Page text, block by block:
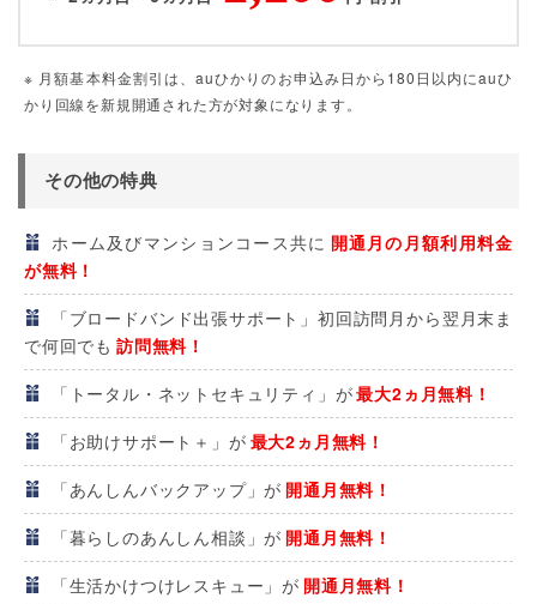
※ 月額基本料金割引は、auひかりのお申込み日から180日以内にauひ
かり回線を新規開通された方が対象になります。
その他の特典
ホーム及びマンションコース共に 開通月の月額利用料金
が無料！
「ブロードバンド出張サポート」初回訪問月から翌月末ま
で何回でも 訪問無料！
「トータル・ネットセキュリティ」が最大2ヵ月無料！
「お助けサポート＋」が 最大2ヵ月無料！
「あんしんバックアップ」が 開通月無料！
「暮らしのあんしん相談」が 開通月無料！
「生活かけつけレスキュー」が 開通月無料！